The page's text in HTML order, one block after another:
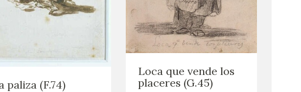
paliza (F.74)
Loca que vende los
placeres (G.45)